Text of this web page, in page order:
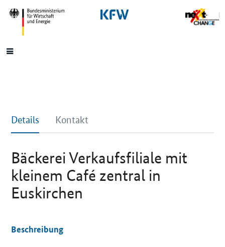
SrOnlyNavigation
Hauptmenü
Details Kontakt
Bäckerei Verkaufsfiliale mit
kleinem Café zentral in
Euskirchen
Beschreibung